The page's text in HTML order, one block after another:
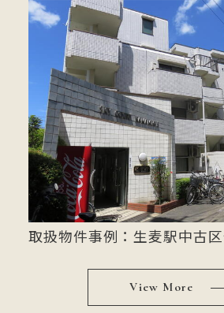
取扱物件事例：生麦駅中古
View More